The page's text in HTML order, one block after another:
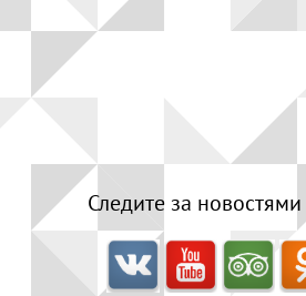
Следите за